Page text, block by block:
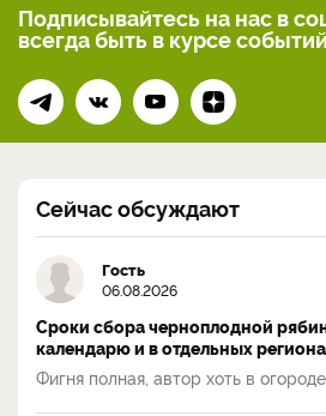
Подписывайтесь на нас в
всегдабыть в курсе событий
Сейчас обсуждают
Гость
06.08.2026
Сроки сбора черноплодной
календарю и в отдельных
Фигня полная, автор хоть в